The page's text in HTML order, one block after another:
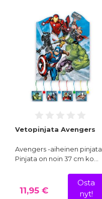
Vetopinjata Avengers
Avengers -aiheinen pinjata.
Pinjata on noin 37 cm ko…
11,95 €
Osta
nyt!